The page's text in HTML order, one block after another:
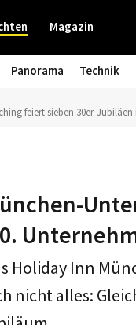
Magazin
Panorama Technik
feiert sieben 30er-
Holiday Inn
nicht alles: